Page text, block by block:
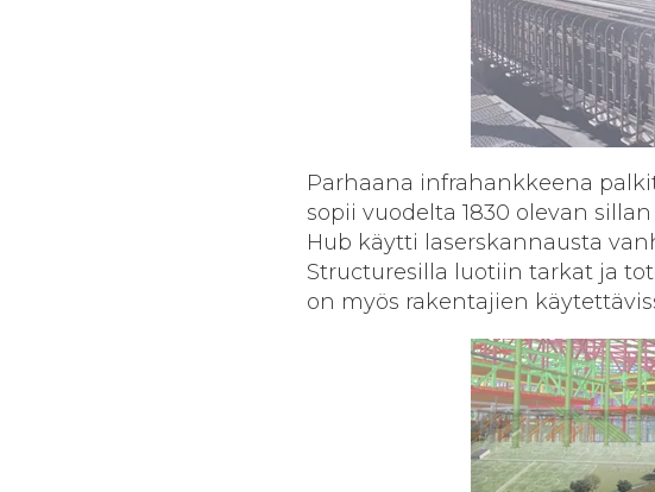
Parhaana infrahankkeena
sopii vuodelta 1830 olevan
Hub käytti laserskannausta
Structuresilla luotiin tarkat ja
on myös rakentajien